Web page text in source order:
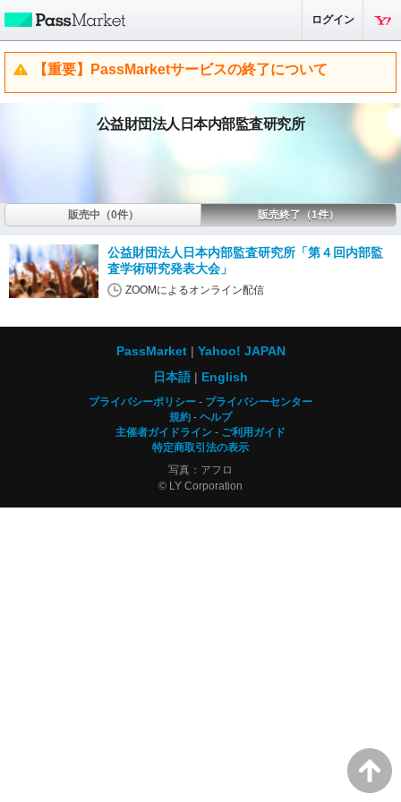
ログイン
【重要】PassMarketサービスの終了について
公益財団法人日本内部監査研究所
販売中（0件） 販売終了（1件）
公益財団法人日本内部監査研究所「第４回内部監
査学術研究発表大会」
ZOOMによるオンライン配信
PassMarket
Yahoo! JAPAN
日本語
English
プライバシーポリシー
プライバシーセンター
規約
ヘルプ
主催者ガイドライン
ご利用ガイド
特定商取引法の表示
写真：アフロ
© LY Corporation